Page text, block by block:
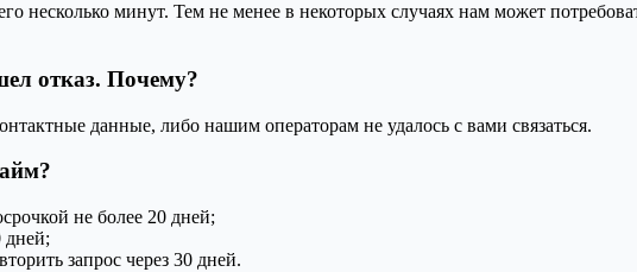
несколько минут. Тем не менее в некоторых случаях нам может
отказ. Почему?
данные, либо нашим операторам не удалось с вами связаться.
не более 20 дней;
дней;
запрос через 30 дней.